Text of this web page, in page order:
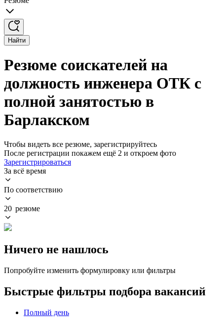
Найти
Резюме соискателей на
должность инженера ОТК с
полной занятостью в
Барлакском
Чтобы видеть все резюме, зарегистрируйтесь
После регистрации покажем ещё 2 и откроем фото
Зарегистрироваться
За всё время
По соответствию
20 резюме
Ничего не нашлось
Попробуйте изменить формулировку или фильтры
Быстрые фильтры подбора вакансий
Полный день